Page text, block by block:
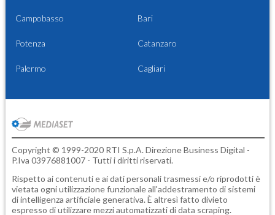
Campobasso Bari
Potenza Catanzaro
Palermo Cagliari
Copyright © 1999-2020 RTI S.p.A. Direzione Business Digital -
P.Iva 03976881007 - Tutti i diritti riservati.
Rispetto ai contenuti e ai dati personali trasmessi e/o riprodotti è
vietata ogni utilizzazione funzionale all'addestramento di sistemi
di intelligenza artificiale generativa. È altresì fatto divieto
espresso di utilizzare mezzi automatizzati di data scraping.